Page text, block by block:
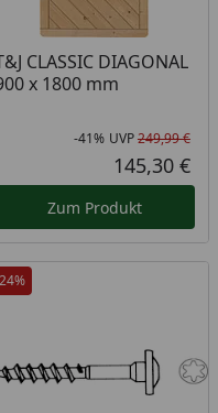
ProzentPreis
Preis
CLASSIC DIAGONAL
x 1800 mm
-41% UVP249,99 €
145,30 €
Zum Produkt